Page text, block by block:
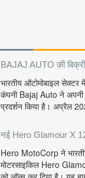
BAJAJ AUTO की
भारतीय ऑटोमोबाइल सेक्टर
कंपनी Bajaj Auto ने
प्रदर्शन किया है। अप्रैल
नई Hero Glamour X
Hero MotoCorp ने
मोटरसाइकिल Hero